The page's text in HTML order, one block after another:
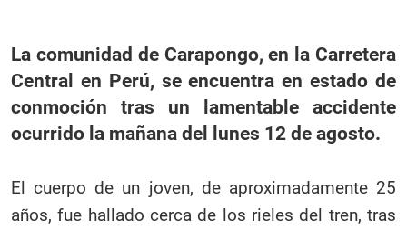
La comunidad de Carapongo, en la Carretera
Central en Perú, se encuentra en estado de
conmoción tras un lamentable accidente
ocurrido la mañana del lunes 12 de agosto.
El cuerpo de un joven, de aproximadamente 25
años, fue hallado cerca de los rieles del tren, tras